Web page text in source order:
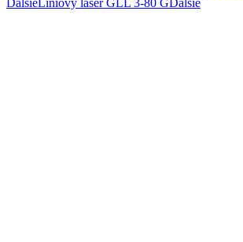
ĎalšieLíniový laser GLL 3-80 GĎalšie